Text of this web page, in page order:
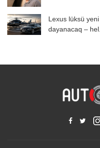
Lexus lüksü
dayanacaq –